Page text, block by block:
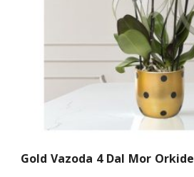
Gold Vazoda 4 Dal Mor Orkide